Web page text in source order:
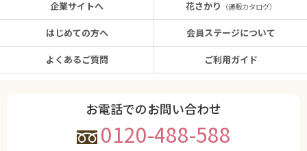
企業サイトへ
はじめての方へ
よくあるご質問
花さかり （通販カタログ）
会員ステージについて
ご利用ガイド
お電話でのお問い合わせ
0120-488-588